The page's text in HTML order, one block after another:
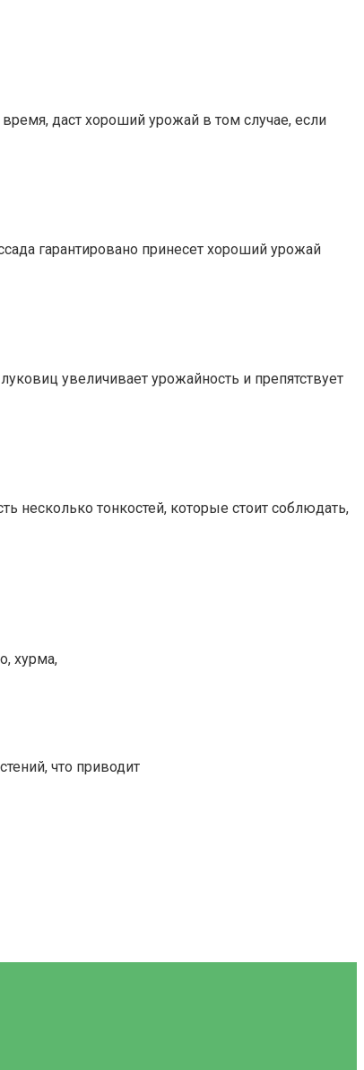
даст хороший урожай в том случае, если
гарантировано принесет хороший урожай
увеличивает урожайность и препятствует
несколько тонкостей, которые стоит соблюдать,
хурма,
что приводит